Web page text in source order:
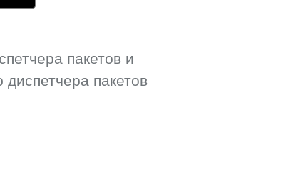
пакетов и
пакетов